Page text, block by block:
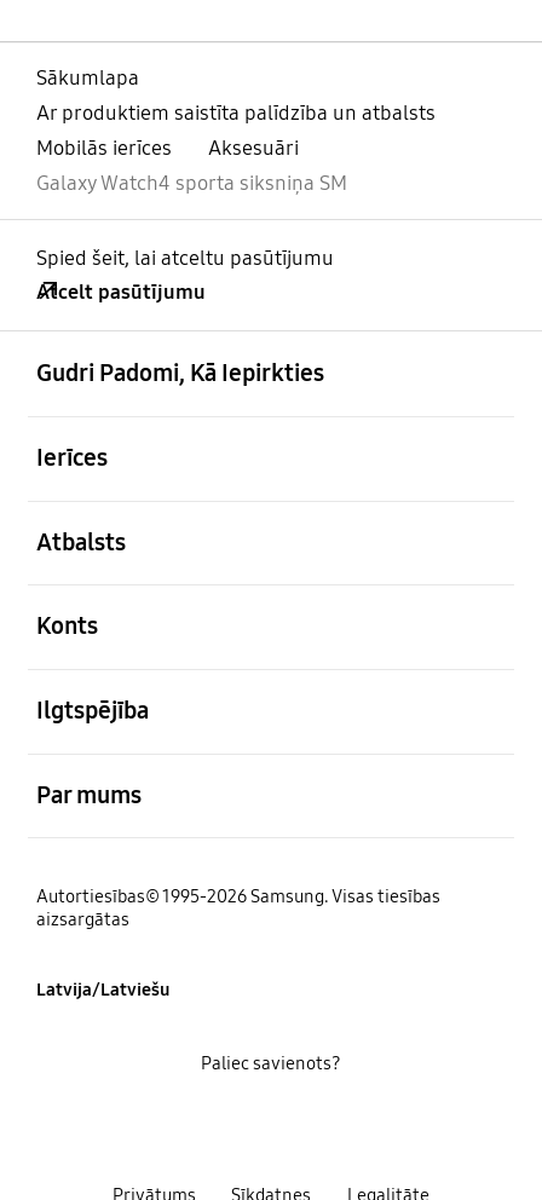
Sākumlapa
Ar produktiem saistīta palīdzība un atbalsts
Mobilās ierīces
Aksesuāri
Galaxy Watch4 sporta siksniņa SM
Spied šeit, lai atceltu pasūtījumu
Atcelt pasūtījumu
Gudri Padomi, Kā Iepirkties
Ierīces
Atbalsts
Konts
Ilgtspējība
Par mums
Autortiesības© 1995-2026 Samsung. Visas tiesības
aizsargātas
Latvija/Latviešu
Privātums Sīkdatnes Legalitāte
Paliec savienots?